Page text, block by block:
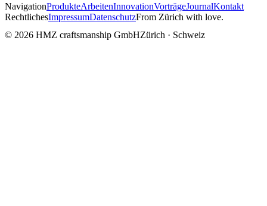
NavigationProdukteArbeitenInnovationVorträgeJournalKontakt
RechtlichesImpressumDatenschutzFrom Zürich with love.
© 2026 HMZ craftsmanship GmbHZürich · Schweiz